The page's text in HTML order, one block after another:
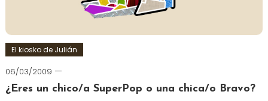
El kiosko de Julián
06/03/2009
¿Eres un chico/a SuperPop o una chica/o Bravo?